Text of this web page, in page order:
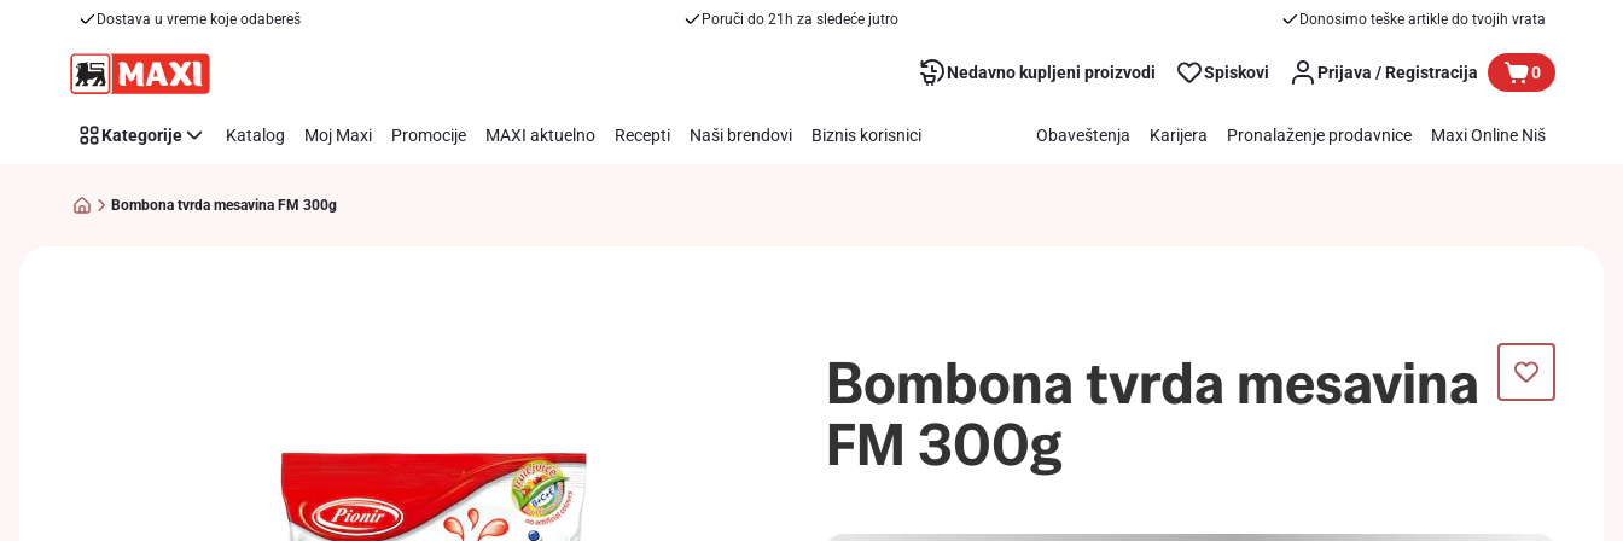
Dostava u vreme koje odabereš Poruči do 21h za sledeće jutro Donosimo teške artikle do tvojih vrata
Nedavno kupljeni proizvodi Spiskovi Prijava / Registracija 0
Kategorije Katalog Moj Maxi Promocije MAXI aktuelno Recepti Naši brendovi Biznis korisnici Obaveštenja Karijera Pronalaženje prodavnice Maxi Online Niš
Bombona tvrda mesavina FM 300g
Bombona tvrda mesavina
FM 300g